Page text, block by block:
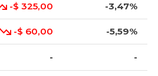
-$ 325,00 -3,47%
-$ 60,00 -5,59%
- -